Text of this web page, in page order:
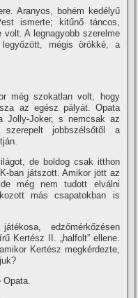
Aranyos, bohém kedélyű
ismerte; kitűnő táncos,
A legnagyobb szerelme
mégis örökké, a
még szokatlan volt, hogy
az egész pályát. Opata
Joker, s nemcsak az
jobbszélsőtől a
de boldog csak itthon
ban játszott. Amikor jött az
még nem tudott elválni
más csapatokban is
edzőmérkőzésen
Kertész II. „halfolt” ellene.
Kertész megkérdezte,
Opata.